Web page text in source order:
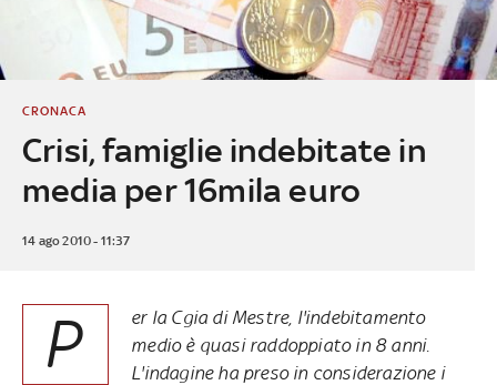
Crisi, famiglie indebitate in
media per 16mila euro
CRONACA
14 ago 2010 - 11:37
P
er la Cgia di Mestre, l'indebitamento
medio è quasi raddoppiato in 8 anni.
L'indagine ha preso in considerazione i